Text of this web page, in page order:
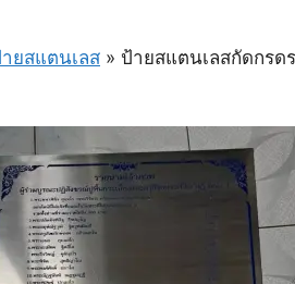
ยสแตนเลส » ป้ายสแตนเลสกัดกร